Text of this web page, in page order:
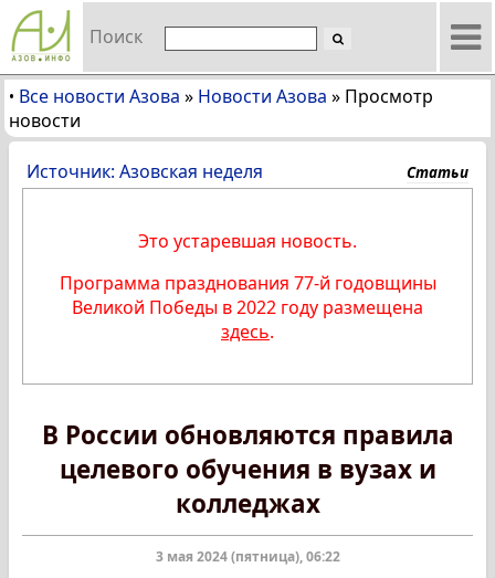
Поиск
• Все новости Азова » Новости Азова » Просмотр
новости
Источник: Азовская неделя Статьи
Это устаревшая новость.
Программа празднования 77-й годовщины
Великой Победы в 2022 году размещена
здесь.
В России обновляются правила
целевого обучения в вузах и
колледжах
3 мая 2024 (пятница), 06:22